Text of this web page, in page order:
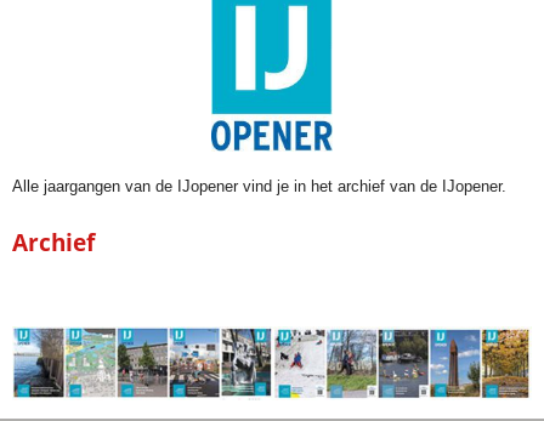
Alle jaargangen van de IJopener vind je in het archief van de IJopener.
Archief